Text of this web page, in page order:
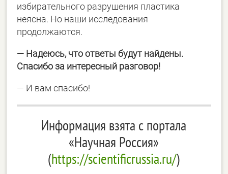
избирательного разрушения пластика
неясна. Но наши исследования
продолжаются.
― Надеюсь, что ответы будут найдены.
Спасибо за интересный разговор!
― И вам спасибо!
Информация взята с портала
«Научная Россия»
(https://scientificrussia.ru/)